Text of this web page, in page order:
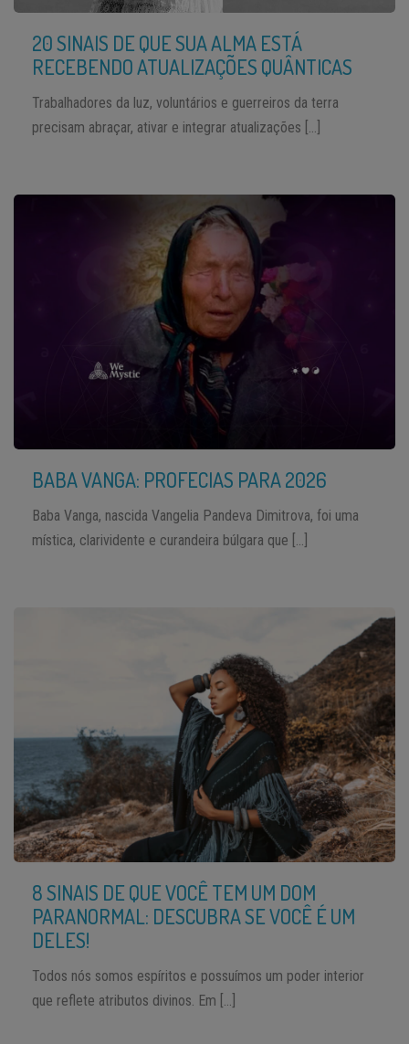
20 SINAIS DE QUE SUA ALMA ESTÁ
RECEBENDO ATUALIZAÇÕES QUÂNTICAS
Trabalhadores da luz, voluntários e guerreiros da terra
precisam abraçar, ativar e integrar atualizações […]
BABA VANGA: PROFECIAS PARA 2026
Baba Vanga, nascida Vangelia Pandeva Dimitrova, foi uma
mística, clarividente e curandeira búlgara que […]
8 SINAIS DE QUE VOCÊ TEM UM DOM
PARANORMAL: DESCUBRA SE VOCÊ É UM
DELES!
Todos nós somos espíritos e possuímos um poder interior
que reflete atributos divinos. Em […]